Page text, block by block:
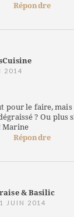
Répondre
2014
pour le faire, mais
? Ou plus
Marine
Répondre
& Basilic
JUIN 2014